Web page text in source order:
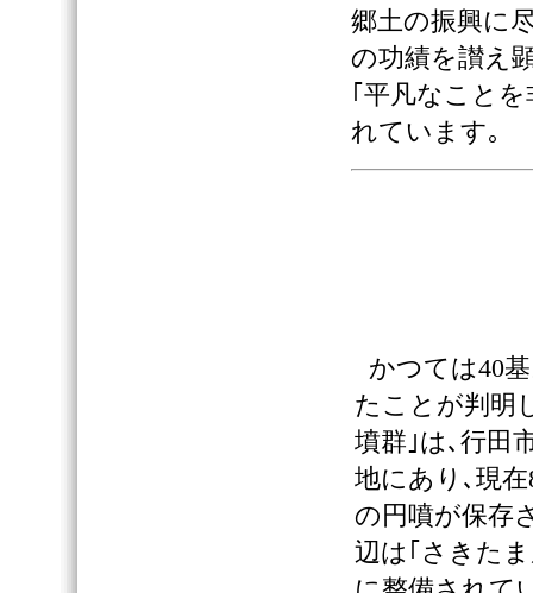
郷土の振興に
の功績を讃え
｢平凡なこと
れています｡
かつては40
たことが判明
墳群｣は､行田
地にあり､現
の円噴が保存
辺は｢さきた